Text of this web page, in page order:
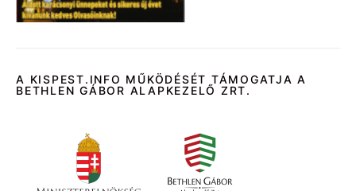
A KISPEST.INFO MŰKÖDÉSÉT TÁMOGATJA A
BETHLEN GÁBOR ALAPKEZELŐ ZRT.